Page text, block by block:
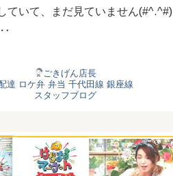
ていて、まだ見ていません(#^.^#)
‥
ごきげん店長
達 ロケ弁 弁当 千代田線 銀座線
スタッフブログ